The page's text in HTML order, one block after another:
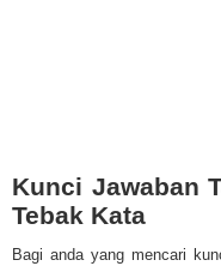
Kunci Jawaban
Tebak Kata
Bagi anda yang mencari